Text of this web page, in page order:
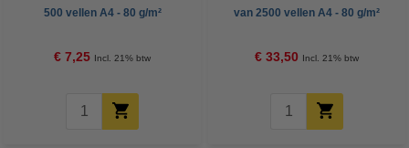
500 vellen A4 - 80 g/m²
€ 7,25 Incl. 21% btw
van 2500 vellen A4 - 80 g/m²
€ 33,50 Incl. 21% btw